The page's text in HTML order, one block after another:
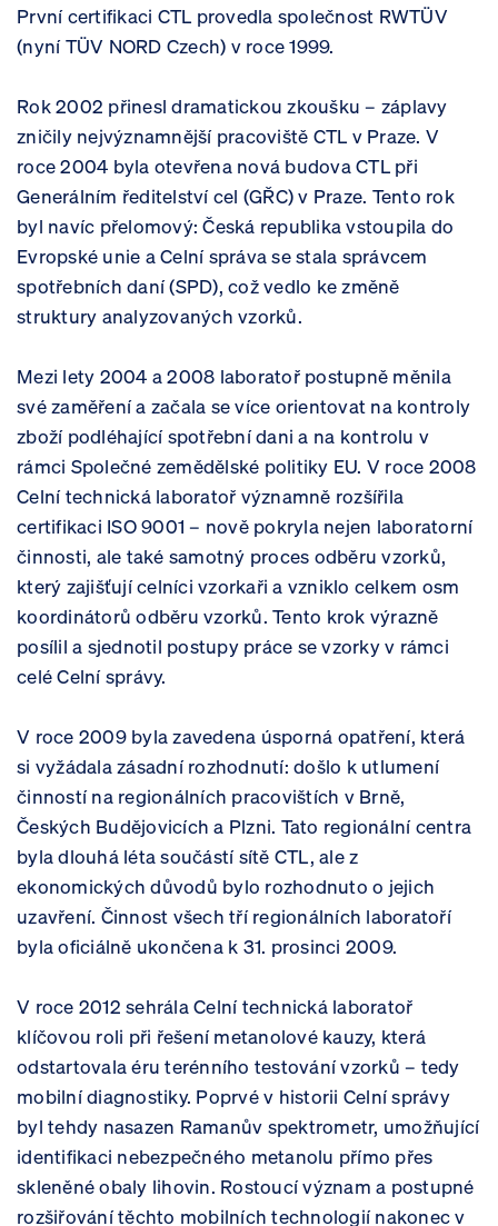
První certifikaci CTL provedla společnost RWTÜV
(nyní TÜV NORD Czech) v roce 1999.
Rok 2002 přinesl dramatickou zkoušku – záplavy
zničily nejvýznamnější pracoviště CTL v Praze. V
roce 2004 byla otevřena nová budova CTL při
Generálním ředitelství cel (GŘC) v Praze. Tento rok
byl navíc přelomový: Česká republika vstoupila do
Evropské unie a Celní správa se stala správcem
spotřebních daní (SPD), což vedlo ke změně
struktury analyzovaných vzorků.
Mezi lety 2004 a 2008 laboratoř postupně měnila
své zaměření a začala se více orientovat na kontroly
zboží podléhající spotřební dani a na kontrolu v
rámci Společné zemědělské politiky EU. V roce 2008
Celní technická laboratoř významně rozšířila
certifikaci ISO 9001 – nově pokryla nejen laboratorní
činnosti, ale také samotný proces odběru vzorků,
který zajišťují celníci vzorkaři a vzniklo celkem osm
koordinátorů odběru vzorků. Tento krok výrazně
posílil a sjednotil postupy práce se vzorky v rámci
celé Celní správy.
V roce 2009 byla zavedena úsporná opatření, která
si vyžádala zásadní rozhodnutí: došlo k utlumení
činností na regionálních pracovištích v Brně,
Českých Budějovicích a Plzni. Tato regionální centra
byla dlouhá léta součástí sítě CTL, ale z
ekonomických důvodů bylo rozhodnuto o jejich
uzavření. Činnost všech tří regionálních laboratoří
byla oficiálně ukončena k 31. prosinci 2009.
V roce 2012 sehrála Celní technická laboratoř
klíčovou roli při řešení metanolové kauzy, která
odstartovala éru terénního testování vzorků – tedy
mobilní diagnostiky. Poprvé v historii Celní správy
byl tehdy nasazen Ramanův spektrometr, umožňující
identifikaci nebezpečného metanolu přímo přes
skleněné obaly lihovin. Rostoucí význam a postupné
rozšiřování těchto mobilních technologií nakonec v